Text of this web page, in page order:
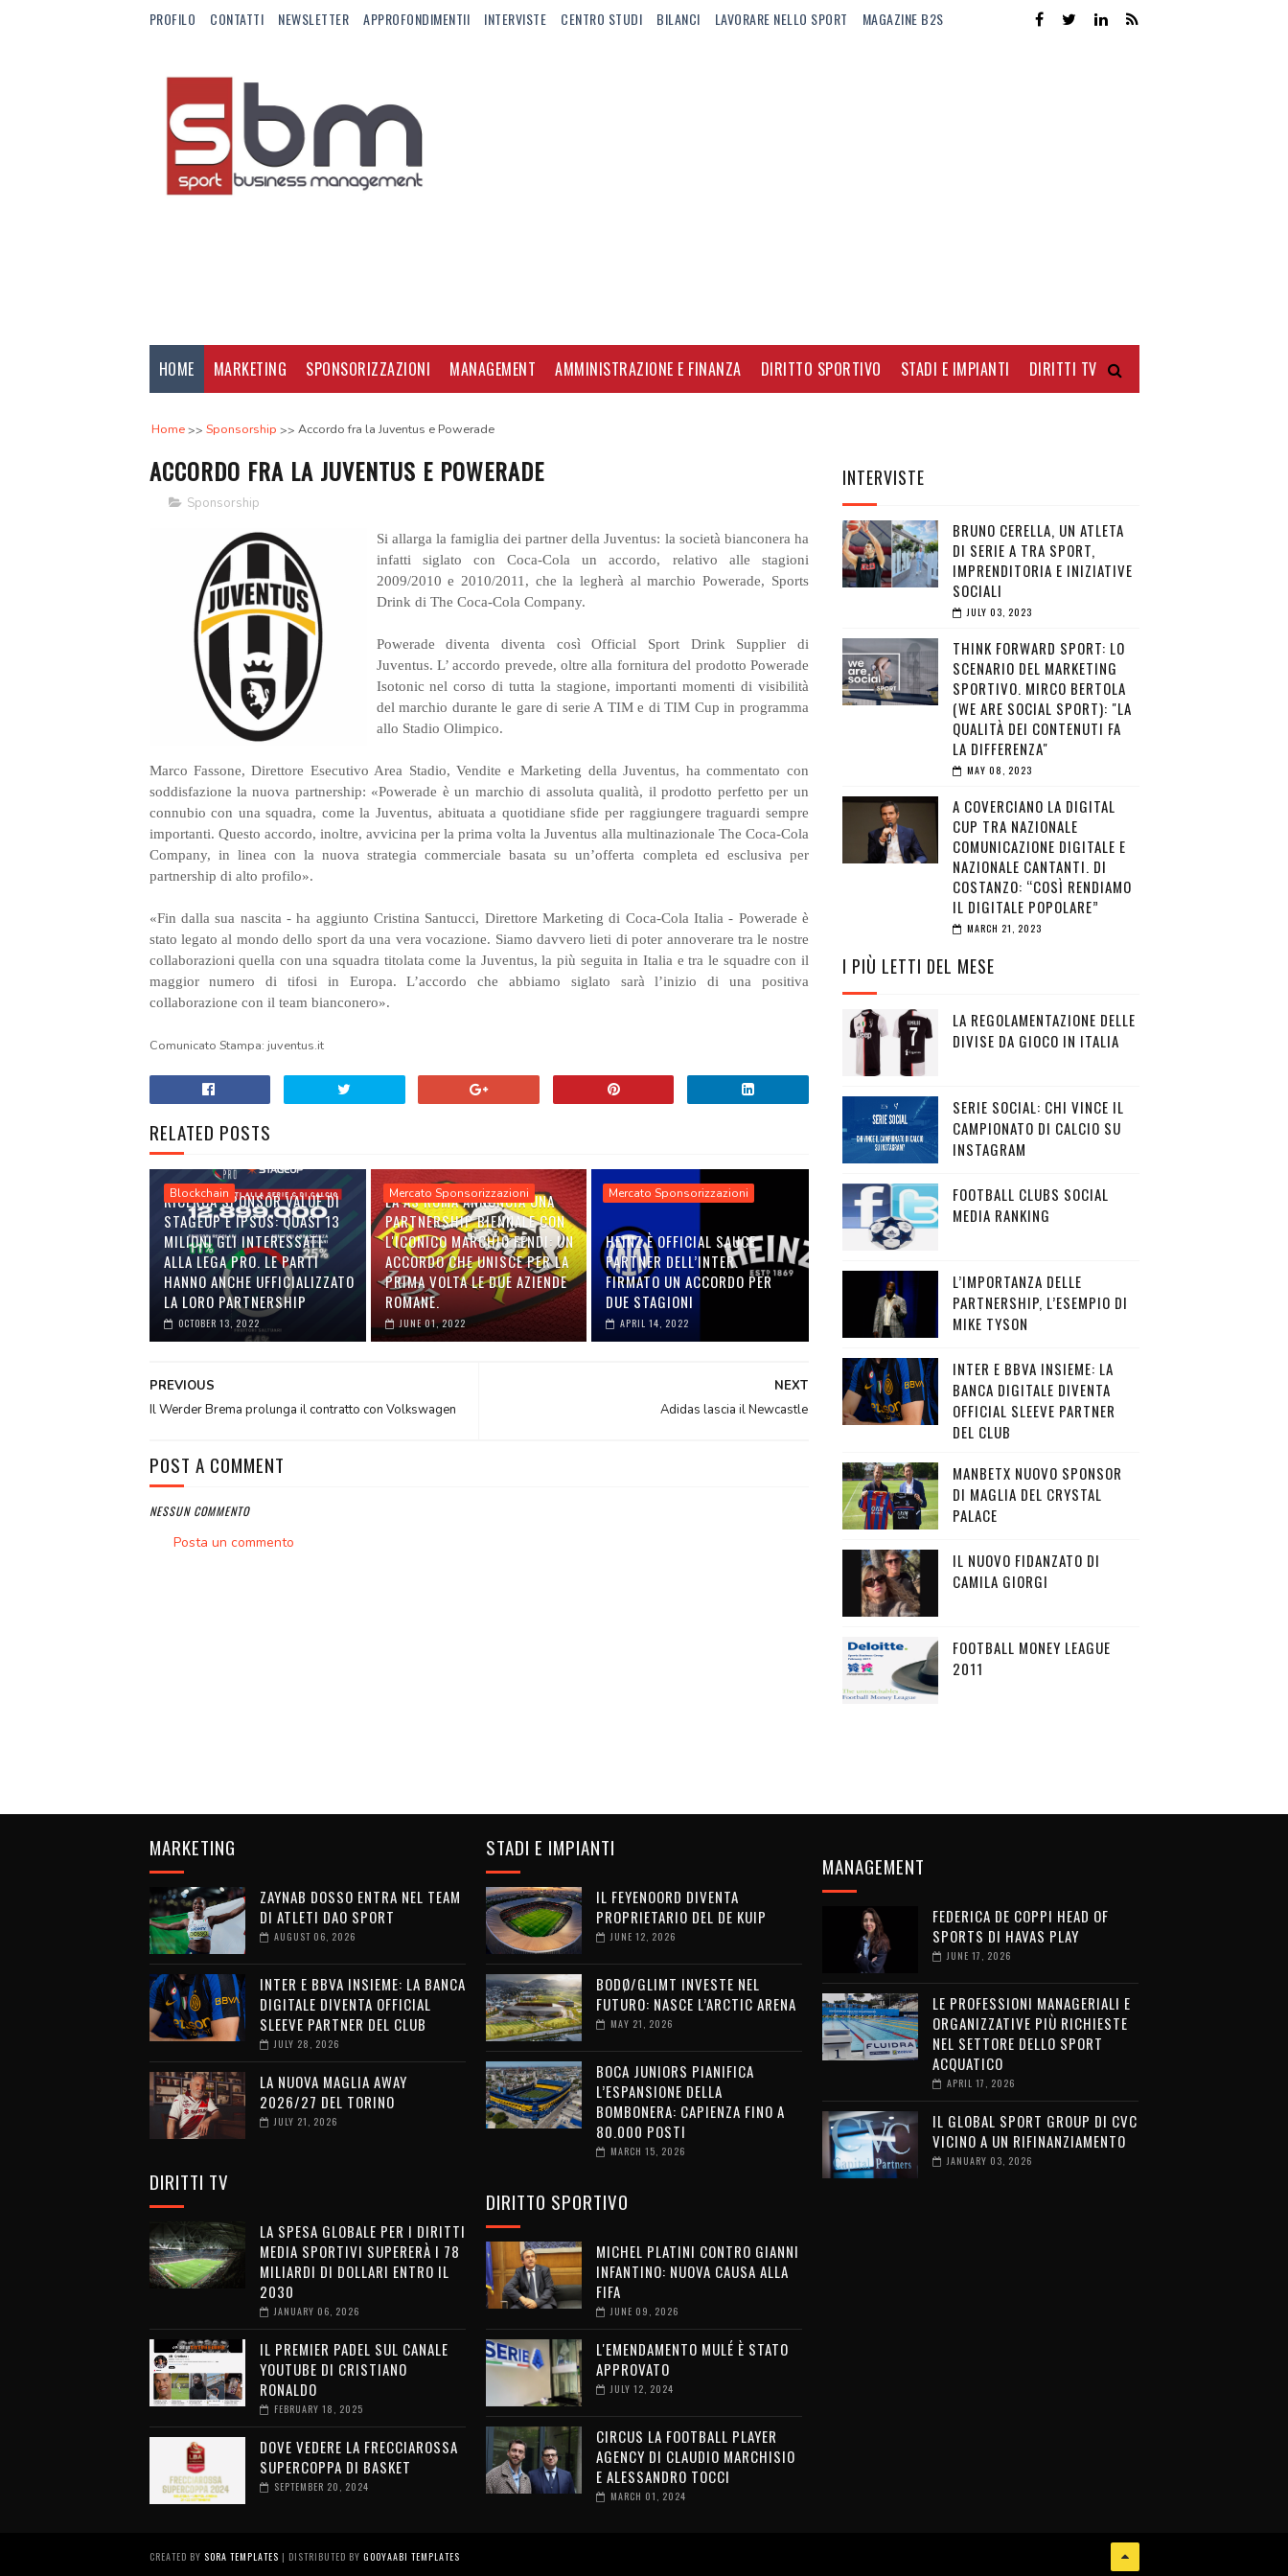
PROFILO CONTATTI NEWSLETTER APPROFONDIMENTII INTERVISTE CENTRO STUDI BILANCI LAVORARE NELLO SPORT MAGAZINE B2S
HOME MARKETING SPONSORIZZAZIONI MANAGEMENT AMMINISTRAZIONE E FINANZA DIRITTO SPORTIVO STADI E IMPIANTI DIRITTI TV
Home Sponsorship Accordo fra la Juventus e Powerade
ACCORDO FRA LA JUVENTUS E POWERADE
Sponsorship
Si allarga la famiglia dei partner della Juventus: la società bianconera ha
infatti siglato con Coca-Cola un accordo, relativo alle stagioni
2009/2010 e 2010/2011, che la legherà al marchio Powerade, Sports
Drink di The Coca-Cola Company.
Powerade diventa diventa così Official Sport Drink Supplier di
Juventus. L’ accordo prevede, oltre alla fornitura del prodotto Powerade
Isotonic nel corso di tutta la stagione, importanti momenti di visibilità
del marchio durante le gare di serie A TIM e di TIM Cup in programma
allo Stadio Olimpico.
Marco Fassone, Direttore Esecutivo Area Stadio, Vendite e Marketing della Juventus, ha commentato con
soddisfazione la nuova partnership: «Powerade è un marchio di assoluta qualità, il prodotto perfetto per un
connubio con una squadra, come la Juventus, abituata a quotidiane sfide per raggiungere traguardi sempre
importanti. Questo accordo, inoltre, avvicina per la prima volta la Juventus alla multinazionale The Coca-Cola
Company, in linea con la nuova strategia commerciale basata su un’offerta completa ed esclusiva per
partnership di alto profilo».
«Fin dalla sua nascita - ha aggiunto Cristina Santucci, Direttore Marketing di Coca-Cola Italia - Powerade è
stato legato al mondo dello sport da una vera vocazione. Siamo davvero lieti di poter annoverare tra le nostre
collaborazioni quella con una squadra titolata come la Juventus, la più seguita in Italia e tra le squadre con il
maggior numero di tifosi in Europa. L’accordo che abbiamo siglato sarà l’inizio di una positiva
collaborazione con il team bianconero».
Comunicato Stampa: juventus.it
RELATED POSTS
Blockchain
RICERCA SPONSOR VALUE DI
STAGEUP E IPSOS: QUASI 13
MILIONI GLI INTERESSATI
ALLA LEGA PRO. LE PARTI
HANNO ANCHE UFFICIALIZZATO
LA LORO PARTNERSHIP
OCTOBER 13, 2022
Mercato Sponsorizzazioni
LA AS ROMA ANNUNCIA UNA
PARTNERSHIP BIENNALE CON
L'ICONICO MARCHIO FENDI: UN
ACCORDO CHE UNISCE PER LA
PRIMA VOLTA LE DUE AZIENDE
ROMANE.
JUNE 01, 2022
Mercato Sponsorizzazioni
HEINZ È OFFICIAL SAUCE
PARTNER DELL’INTER.
FIRMATO UN ACCORDO PER
DUE STAGIONI
APRIL 14, 2022
NEXT
Adidas lascia il Newcastle
PREVIOUS
Il Werder Brema prolunga il contratto con Volkswagen
POST A COMMENT
NESSUN COMMENTO
Posta un commento
INTERVISTE
BRUNO CERELLA, UN ATLETA
DI SERIE A TRA SPORT,
IMPRENDITORIA E INIZIATIVE
SOCIALI
JULY 03, 2023
THINK FORWARD SPORT: LO
SCENARIO DEL MARKETING
SPORTIVO. MIRCO BERTOLA
(WE ARE SOCIAL SPORT): "LA
QUALITÀ DEI CONTENUTI FA
LA DIFFERENZA"
MAY 08, 2023
A COVERCIANO LA DIGITAL
CUP TRA NAZIONALE
COMUNICAZIONE DIGITALE E
NAZIONALE CANTANTI. DI
COSTANZO: “COSÌ RENDIAMO
IL DIGITALE POPOLARE”
MARCH 21, 2023
I PIÙ LETTI DEL MESE
LA REGOLAMENTAZIONE DELLE
DIVISE DA GIOCO IN ITALIA
SERIE SOCIAL: CHI VINCE IL
CAMPIONATO DI CALCIO SU
INSTAGRAM
FOOTBALL CLUBS SOCIAL
MEDIA RANKING
L’IMPORTANZA DELLE
PARTNERSHIP, L’ESEMPIO DI
MIKE TYSON
INTER E BBVA INSIEME: LA
BANCA DIGITALE DIVENTA
OFFICIAL SLEEVE PARTNER
DEL CLUB
MANBETX NUOVO SPONSOR
DI MAGLIA DEL CRYSTAL
PALACE
IL NUOVO FIDANZATO DI
CAMILA GIORGI
FOOTBALL MONEY LEAGUE
2011
MARKETING
ZAYNAB DOSSO ENTRA NEL TEAM
DI ATLETI DAO SPORT
AUGUST 06, 2026
INTER E BBVA INSIEME: LA BANCA
DIGITALE DIVENTA OFFICIAL
SLEEVE PARTNER DEL CLUB
JULY 28, 2026
LA NUOVA MAGLIA AWAY
2026/27 DEL TORINO
JULY 21, 2026
DIRITTI TV
LA SPESA GLOBALE PER I DIRITTI
MEDIA SPORTIVI SUPERERÀ I 78
MILIARDI DI DOLLARI ENTRO IL
2030
JANUARY 06, 2026
IL PREMIER PADEL SUL CANALE
YOUTUBE DI CRISTIANO
RONALDO
FEBRUARY 18, 2025
DOVE VEDERE LA FRECCIAROSSA
SUPERCOPPA DI BASKET
SEPTEMBER 20, 2024
STADI E IMPIANTI
IL FEYENOORD DIVENTA
PROPRIETARIO DEL DE KUIP
JUNE 12, 2026
BODØ/GLIMT INVESTE NEL
FUTURO: NASCE L’ARCTIC ARENA
MAY 21, 2026
BOCA JUNIORS PIANIFICA
L’ESPANSIONE DELLA
BOMBONERA: CAPIENZA FINO A
80.000 POSTI
MARCH 15, 2026
DIRITTO SPORTIVO
MICHEL PLATINI CONTRO GIANNI
INFANTINO: NUOVA CAUSA ALLA
FIFA
JUNE 09, 2026
L'EMENDAMENTO MULÉ È STATO
APPROVATO
JULY 12, 2024
CIRCUS LA FOOTBALL PLAYER
AGENCY DI CLAUDIO MARCHISIO
E ALESSANDRO TOCCI
MARCH 01, 2024
MANAGEMENT
FEDERICA DE COPPI HEAD OF
SPORTS DI HAVAS PLAY
JUNE 17, 2026
LE PROFESSIONI MANAGERIALI E
ORGANIZZATIVE PIÙ RICHIESTE
NEL SETTORE DELLO SPORT
ACQUATICO
APRIL 17, 2026
IL GLOBAL SPORT GROUP DI CVC
VICINO A UN RIFINANZIAMENTO
JANUARY 03, 2026
CREATED BY SORA TEMPLATES | DISTRIBUTED BY GOOYAABI TEMPLATES